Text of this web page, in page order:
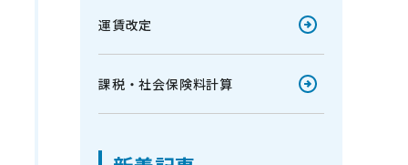
運賃改定
課税・社会保険料計算